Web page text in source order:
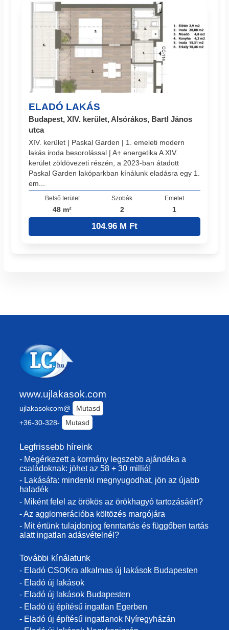
ELADÓ LAKÁS
Budapest, XIV. kerület, Alsórákos, Bartl János
utca
XIV. kerület | Paskal Garden | 1. emeleti modern
lakás iroda besorolással | A+ energetika A XIV.
kerület zöldövezeti részén, a 2023-ban átadott
Paskal Garden lakóparkban kínálunk eladásra egy 1.
em...
Belső terület
48 m²
Szobák
2
Emelet
1
104.96 M Ft
www.ujlakasok.com
ujlakasokcom@
Mutasd
+36-30-328-
Mutasd
Legfrissebb híreink
- Megérkezett a kormány legszebb ajándéka a
családoknak: jöhet az 58 + 30 millió!
- Lakásáfa: mindenki megnyugodhat, jön az újabb
haladék
- Miként felel az örökös az örökhagyó tartozásáért?
- Az agglomerációba költözés margójára
- Mit értünk tulajdonjog fenntartás és függőben tartás
alatt ingatlan adásvételnél?
További kínálatunk
- Eladó CSOKra alkalmas új lakások Budapesten
- Eladó új lakások
- Eladó új lakások Budapesten
- Eladó új építésű ingatlan Egerben
- Eladó új építésű ingatlanok Nyíregyházán